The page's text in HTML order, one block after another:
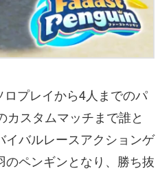
ロプレイから4人までのパ
カスタムマッチまで誰と
バルレースアクションゲ
ペンギンとなり、勝ち抜